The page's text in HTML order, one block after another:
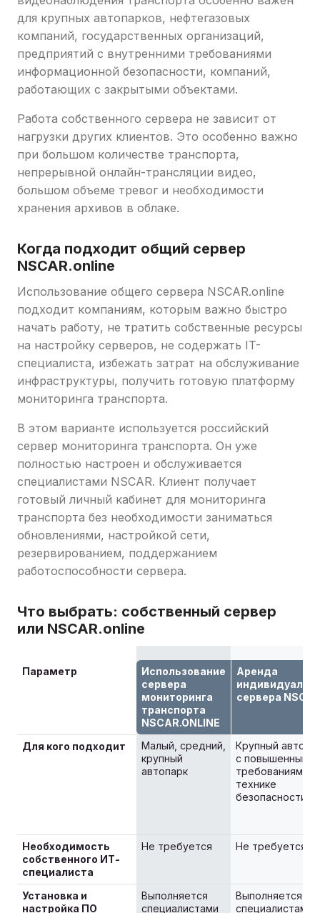
для крупных автопарков, нефтегазовых
компаний, государственных организаций,
предприятий с внутренними требованиями
информационной безопасности, компаний,
работающих с закрытыми объектами.
Работа собственного сервера не зависит от
нагрузки других клиентов. Это особенно важно
при большом количестве транспорта,
непрерывной онлайн-трансляции видео,
большом объеме тревог и необходимости
хранения архивов в облаке.
Когда подходит общий сервер
NSCAR.online
Использование общего сервера NSCAR.online
подходит компаниям, которым важно быстро
начать работу, не тратить собственные ресурсы
на настройку серверов, не содержать IT-
специалиста, избежать затрат на обслуживание
инфраструктуры, получить готовую платформу
мониторинга транспорта.
В этом варианте используется российский
сервер мониторинга транспорта. Он уже
полностью настроен и обслуживается
специалистами NSCAR. Клиент получает
готовый личный кабинет для мониторинга
транспорта без необходимости заниматься
обновлениями, настройкой сети,
резервированием, поддержанием
работоспособности сервера.
Что выбрать: собственный сервер
или NSCAR.online
Параметр
Использование
сервера
мониторинга
транспорта
NSCAR.ONLINE
Аренда
сервера
Для кого подходит
Малый, средний,
крупный
автопарк
Крупный
с повышенными
требованиями
технике
безопасности
Необходимость
собственного ИТ-
специалиста
Не требуется Не требуется
Установка и
настройка ПО
Выполняется
специалистами
Выполняется
специалистами